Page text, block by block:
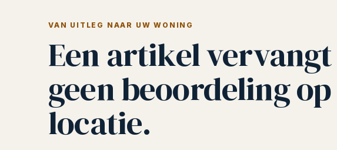
VAN UITLEG NAAR UW WONING
Een artikel vervangt
geen beoordeling op
locatie.